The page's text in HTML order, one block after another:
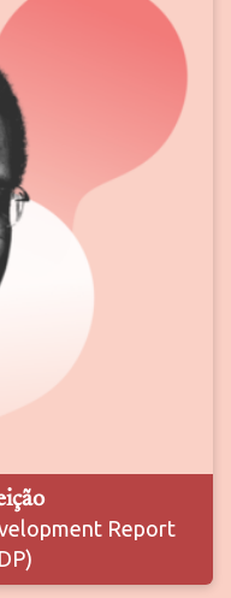
Report